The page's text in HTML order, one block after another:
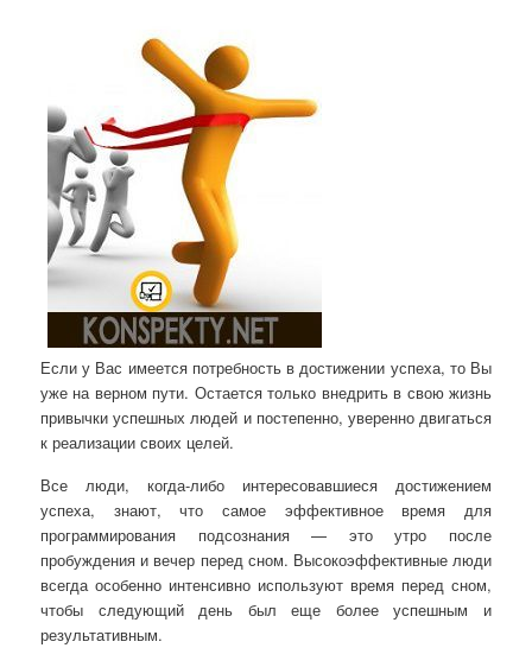
Если у Вас имеется потребность в достижении успеха, то Вы
уже на верном пути. Остается только внедрить в свою жизнь
привычки успешных людей и постепенно, уверенно двигаться
к реализации своих целей.
Все люди, когда-либо интересовавшиеся достижением
успеха, знают, что самое эффективное время для
программирования подсознания — это утро после
пробуждения и вечер перед сном. Высокоэффективные люди
всегда особенно интенсивно используют время перед сном,
чтобы следующий день был еще более успешным и
результативным.